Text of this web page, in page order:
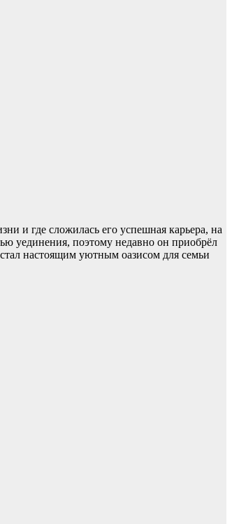
и где сложилась его успешная карьера, на
уединения, поэтому недавно он приобрёл
настоящим уютным оазисом для семьи